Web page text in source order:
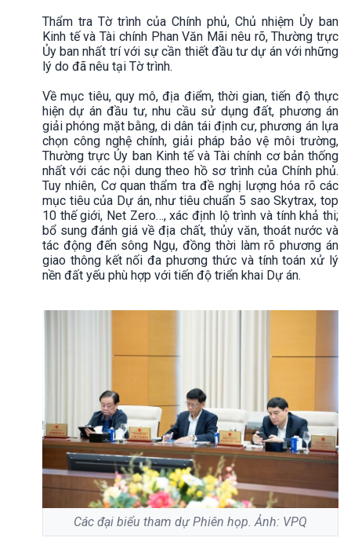
Thẩm tra Tờ trình của Chính phủ, Chủ nhiệm Ủy ban
Kinh tế và Tài chính Phan Văn Mãi nêu rõ, Thường trực
Ủy ban nhất trí với sự cần thiết đầu tư dự án với những
lý do đã nêu tại Tờ trình.
Về mục tiêu, quy mô, địa điểm, thời gian, tiến độ thực
hiện dự án đầu tư, nhu cầu sử dụng đất, phương án
giải phóng mặt bằng, di dân tái định cư, phương án lựa
chọn công nghệ chính, giải pháp bảo vệ môi trường,
Thường trực Ủy ban Kinh tế và Tài chính cơ bản thống
nhất với các nội dung theo hồ sơ trình của Chính phủ.
Tuy nhiên, Cơ quan thẩm tra đề nghị lượng hóa rõ các
mục tiêu của Dự án, như tiêu chuẩn 5 sao Skytrax, top
10 thế giới, Net Zero…, xác định lộ trình và tính khả thi;
bổ sung đánh giá về địa chất, thủy văn, thoát nước và
tác động đến sông Ngụ, đồng thời làm rõ phương án
giao thông kết nối đa phương thức và tính toán xử lý
nền đất yếu phù hợp với tiến độ triển khai Dự án.
Các đại biểu tham dự Phiên họp. Ảnh: VPQ